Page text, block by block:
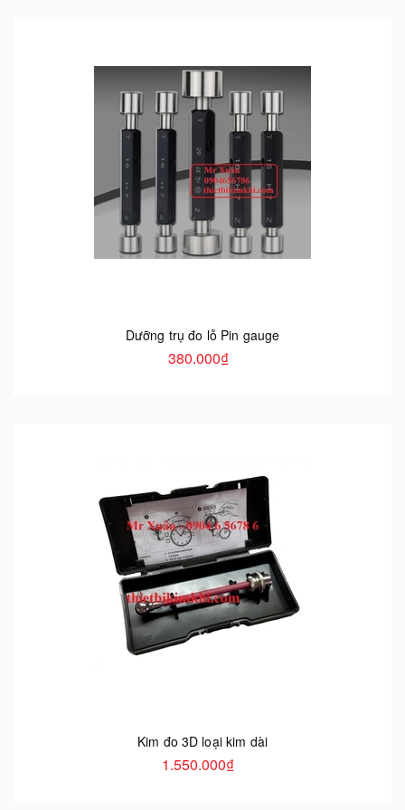
Dưỡng trụ đo lỗ Pin gauge
380.000₫
Kim đo 3D loại kim dài
1.550.000₫